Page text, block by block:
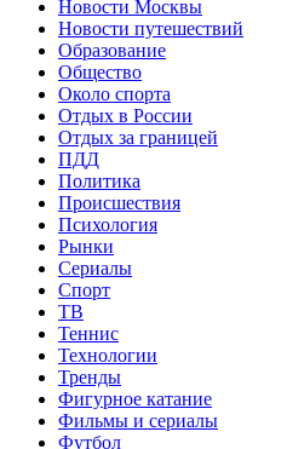
Новости Москвы
Новости путешествий
Образование
Общество
Около спорта
Отдых в России
Отдых за границей
ПДД
Политика
Происшествия
Психология
Рынки
Сериалы
Спорт
ТВ
Теннис
Технологии
Тренды
Фигурное катание
Фильмы и сериалы
Футбол